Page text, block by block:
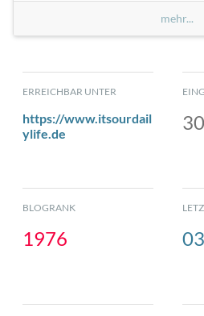
mehr...
ERREICHBAR UNTER
https://www.itsourdail
ylife.de
BLOGRANK
1976